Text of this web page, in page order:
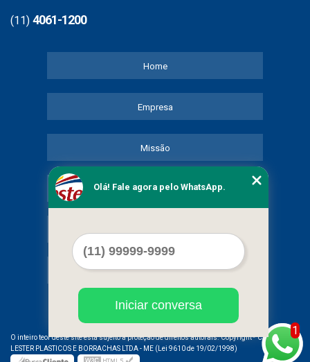
(11) 4061-1200
Home
Empresa
Missão
Serviços
Mapa do site
O inteiro teor deste site está sujeito à proteção de direitos autorais. Copyright COMERCIAL
LESTER PLASTICOS E BORRACHAS LTDA - ME (Lei 9610 de 19/02/1998)
1
Olá! Fale agora pelo WhatsApp.
Iniciar conversa